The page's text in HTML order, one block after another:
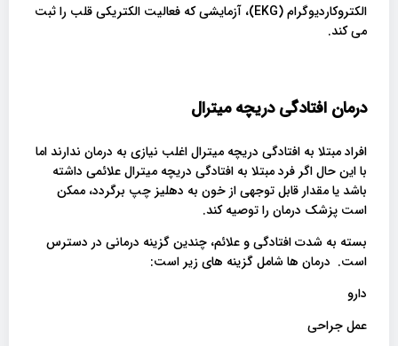
الکتروکاردیوگرام (EKG)، آزمایشی که فعالیت الکتریکی قلب را ثبت
می کند.
درمان افتادگی دریچه میترال
افراد مبتلا به افتادگی دریچه میترال اغلب نیازی به درمان ندارند اما
با این حال اگر فرد مبتلا به افتادگی دریچه میترال علائمی داشته
باشد یا مقدار قابل توجهی از خون به دهلیز چپ برگردد، ممکن
است پزشک درمان را توصیه کند.
بسته به شدت افتادگی و علائم، چندین گزینه درمانی در دسترس
است. درمان ها شامل گزینه های زیر است:
دارو
عمل جراحی